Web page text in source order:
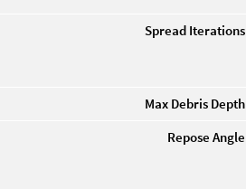
Spread Iterations
Max Debris Depth
Repose Angle